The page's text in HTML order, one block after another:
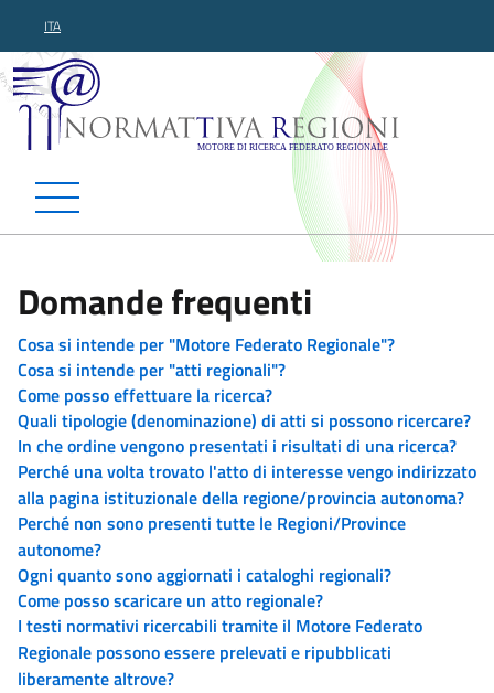
ITA
Normattiva Regioni -
Domande frequenti
Cosa si intende per "Motore Federato Regionale"?
Cosa si intende per "atti regionali"?
Come posso effettuare la ricerca?
Quali tipologie (denominazione) di atti si possono ricercare?
In che ordine vengono presentati i risultati di una ricerca?
Perché una volta trovato l'atto di interesse vengo indirizzato
alla pagina istituzionale della regione/provincia autonoma?
Perché non sono presenti tutte le Regioni/Province
autonome?
Ogni quanto sono aggiornati i cataloghi regionali?
Come posso scaricare un atto regionale?
I testi normativi ricercabili tramite il Motore Federato
Regionale possono essere prelevati e ripubblicati
liberamente altrove?